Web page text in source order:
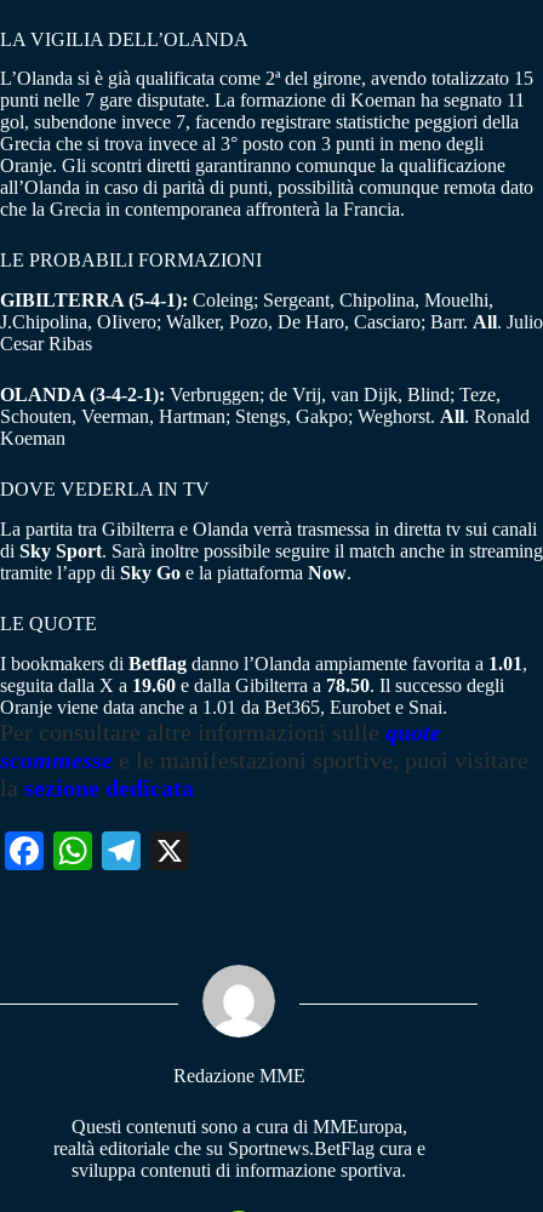
LA VIGILIA DELL’OLANDA
L’Olanda si è già qualificata come 2ª del girone, avendo totalizzato 15
punti nelle 7 gare disputate. La formazione di Koeman ha segnato 11
gol, subendone invece 7, facendo registrare statistiche peggiori della
Grecia che si trova invece al 3° posto con 3 punti in meno degli
Oranje. Gli scontri diretti garantiranno comunque la qualificazione
all’Olanda in caso di parità di punti, possibilità comunque remota dato
che la Grecia in contemporanea affronterà la Francia.
LE PROBABILI FORMAZIONI
GIBILTERRA (5-4-1): Coleing; Sergeant, Chipolina, Mouelhi,
J.Chipolina, OIivero; Walker, Pozo, De Haro, Casciaro; Barr. All. Julio
Cesar Ribas
OLANDA (3-4-2-1): Verbruggen; de Vrij, van Dijk, Blind; Teze,
Schouten, Veerman, Hartman; Stengs, Gakpo; Weghorst. All. Ronald
Koeman
DOVE VEDERLA IN TV
La partita tra Gibilterra e Olanda verrà trasmessa in diretta tv sui canali
di Sky Sport. Sarà inoltre possibile seguire il match anche in streaming
tramite l’app di Sky Go e la piattaforma Now.
LE QUOTE
I bookmakers di Betflag danno l’Olanda ampiamente favorita a 1.01,
seguita dalla X a 19.60 e dalla Gibilterra a 78.50. Il successo degli
Oranje viene data anche a 1.01 da Bet365, Eurobet e Snai.
Per consultare altre informazioni sulle quote
scommesse e le manifestazioni sportive, puoi visitare
la sezione dedicata
Fa W
pp
Te
m
Redazione MME
Questi contenuti sono a cura di MMEuropa,
realtà editoriale che su Sportnews.BetFlag cura e
sviluppa contenuti di informazione sportiva.